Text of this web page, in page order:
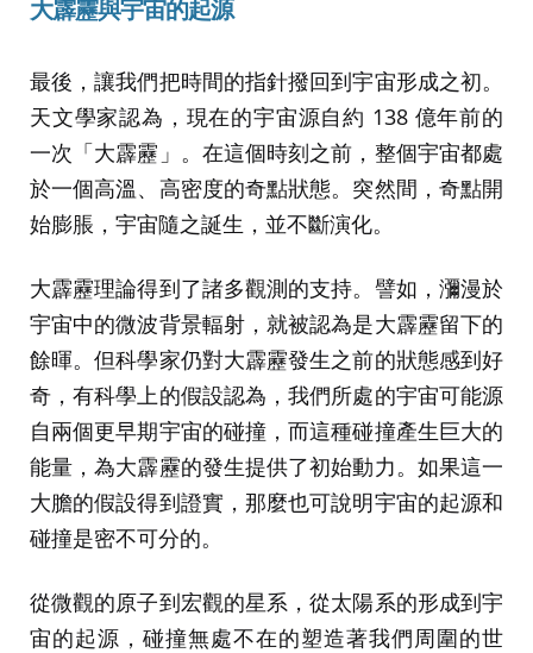
大霹靂與宇宙的起源
最後，讓我們把時間的指針撥回到宇宙形成之初。
天文學家認為，現在的宇宙源自約 138 億年前的
一次「大霹靂」。在這個時刻之前，整個宇宙都處
於一個高溫、高密度的奇點狀態。突然間，奇點開
始膨脹，宇宙隨之誕生，並不斷演化。
大霹靂理論得到了諸多觀測的支持。譬如，瀰漫於
宇宙中的微波背景輻射，就被認為是大霹靂留下的
餘暉。但科學家仍對大霹靂發生之前的狀態感到好
奇，有科學上的假設認為，我們所處的宇宙可能源
自兩個更早期宇宙的碰撞，而這種碰撞產生巨大的
能量，為大霹靂的發生提供了初始動力。如果這一
大膽的假設得到證實，那麼也可說明宇宙的起源和
碰撞是密不可分的。
從微觀的原子到宏觀的星系，從太陽系的形成到宇
宙的起源，碰撞無處不在的塑造著我們周圍的世